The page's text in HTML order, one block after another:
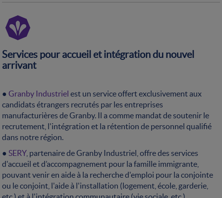
Services pour accueil et intégration du nouvel
arrivant
●Granby Industriel est un service offert exclusivement aux
candidats étrangers recrutés par les entreprises
manufacturières de Granby. Il a comme mandat de soutenir le
recrutement, l'intégration et la rétention de personnel qualifié
dans notre région.
●SERY, partenaire de Granby Industriel, offre des services
d'accueil et d’accompagnement pour la famille immigrante,
pouvant venir en aide à la recherche d'emploi pour la conjointe
ou le conjoint, l'aide à l'installation (logement, école, garderie,